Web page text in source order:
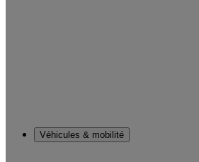
Véhicules & mobilité